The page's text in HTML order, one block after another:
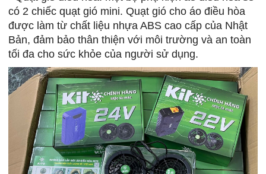
có 2 chiếc quạt gió mini. Quạt gió cho áo điều hòa
được làm từ chất liệu nhựa ABS cao cấp của Nhật
Bản, đảm bảo thân thiện với môi trường và an toàn
tối đa cho sức khỏe của người sử dụng.